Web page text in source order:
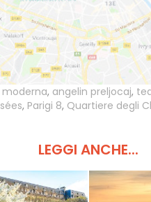
moderna, angelin preljocaj,
, Parigi 8, Quartiere degli
LEGGI ANCHE...